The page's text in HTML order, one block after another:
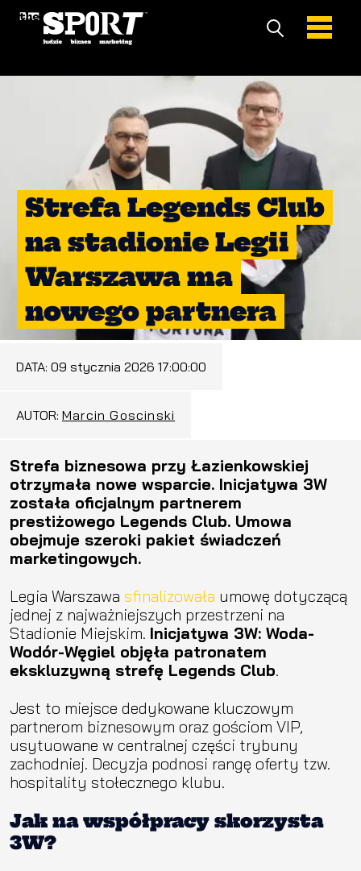
Strefa Legends Club
na stadionie Legii
Warszawa ma
nowego partnera
DATA: 09 stycznia 2026 17:00:00
AUTOR: Marcin Goscinski
Strefa biznesowa przy Łazienkowskiej
otrzymała nowe wsparcie. Inicjatywa 3W
została oficjalnym partnerem
prestiżowego Legends Club. Umowa
obejmuje szeroki pakiet świadczeń
marketingowych.
Legia Warszawa sfinalizowała umowę dotyczącą
jednej z najważniejszych przestrzeni na
Stadionie Miejskim. Inicjatywa 3W: Woda-
Wodór-Węgiel objęła patronatem
ekskluzywną strefę Legends Club.
Jest to miejsce dedykowane kluczowym
partnerom biznesowym oraz gościom VIP,
usytuowane w centralnej części trybuny
zachodniej. Decyzja podnosi rangę oferty tzw.
hospitality stołecznego klubu.
Jak na współpracy skorzysta
3W?